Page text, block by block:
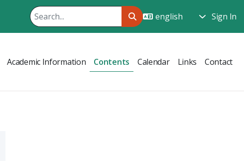
Sign In
Academic Information Contents Calendar Links Contact